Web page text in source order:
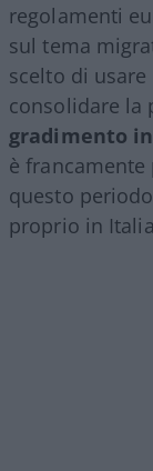
regolamenti
sul tema
scelto di usare
consolidare la
gradimento
è
questo
proprio in